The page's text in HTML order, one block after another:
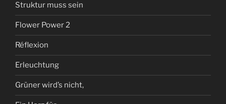
Struktur muss sein
Flower Power 2
Réflexion
Erleuchtung
Grüner wird’s nicht,